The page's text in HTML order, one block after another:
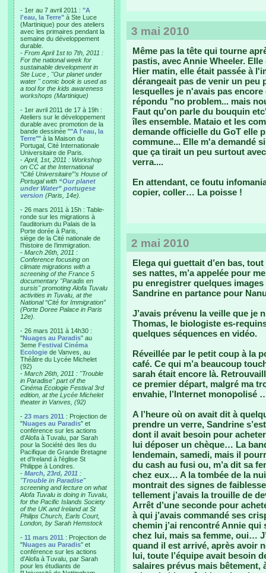
- 1er au 7 avril 2011 : "A
l'eau, la Terre" à Ste Luce
(Martinique) pour des ateliers
avec les primaires pendant la
semaine du développement
durable.
- From April 1st to 7th, 2011 :
For the national week for
sustainable development in
Ste Luce , "Our planet under
water " comic book is used as
a tool for the kids awareness
workshops (Martinique)
- 1er avril 2011 de 17 à 19h :
Ateliers sur le développement
durable avec promotion de la
bande dessinée ""A l'eau, la
Terre"" à la Maison du
Portugal, Cité Internationale
Universitaire de Paris.
- April, 1st, 2011 : Workshop
on CC at the International
“Cité Universitaire”’s House of
Portugal with “Our planet
under Water” portugese
version (Paris, 14e).
- 26 mars 2011 à 15h : Table-
ronde sur les migrations à
l’auditorium du Palais de la
Porte dorée à Paris,
siège de la Cité nationale de
l’histoire de l’immigration.
- March 26th, 2011 :
Conference focusing on
climate migrations with a
screening of the France 5
documentary "Paradis en
sursis" promoting Alofa Tuvalu
activities in Tuvalu, at the
National “Cité for Immigration”
(Porte Doree Palace in Paris
12e).
- 26 mars 2011 à 14h30 :
"Nuages au Paradis" au
3eme Festival Cinéma
Ecologie de Vanves, au
Théâtre du Lycée Michelet
(92)
- March 26th, 2011 : "Trouble
in Paradise" part of the
Cinéma Ecologie Festival 3rd
edition, at the Lycée Michelet
theater in Vanves, (92)
- 23 mars 2011 : Projection de
"Nuages au Paradis" et
conférence sur les actions
d'Alofa à Tuvalu, par Sarah
pour la Société des Iles du
Pacifique de Grande Bretagne
et d'Ireland à l'église St
Philippe à Londres.
- March, 23rd, 2011 :
"Trouble in Paradise"
screening and lecture on what
Alofa Tuvalu is doing in Tuvalu,
for the Pacific Islands Society
of the UK and Ireland at St
Philips Church, Earls Court,
London, by Sarah Hemstock
- 11 mars 2011 : Projection de
"Nuages au Paradis" et
conférence sur les actions
d'Alofa à Tuvalu, par Sarah
pour les étudiants de
3 mai 2010
Même pas la tête qui tourne
pastis, avec Annie Wheeler.
Hier matin, elle était passée à
dérangeait pas de venir un peu
lesquelles je n'avais pas
répondu "no problem... mais
Faut qu'on parle du bouquin
îles ensemble. Mataio et les
demande officielle du GoT elle
commune... Elle m'a demandé
que ça tirait un peu surtout
verra....
En attendant, ce foutu
copier, coller… La poisse !
2 mai 2010
Elega qui guettait d’en bas,
ses nattes, m’a appelée pour
pu enregistrer quelques
Sandrine en partance pour
J’avais prévenu la veille que je
Thomas, le biologiste es-
quelques séquences en vidéo.
Réveillée par le petit coup à la
café. Ce qui m’a beaucoup
sarah était encore là.
ce premier départ, malgré ma
envahie, l’Internet monopolisé
A l’heure où on avait dit à
prendre un verre, Sandrine
dont il avait besoin pour
lui déposer un chèque… La
lendemain, samedi, mais il
du cash au fusi ou, m’a dit sa
chez eux… A la tombée de la
montrait des signes de
tellement j’avais la trouille de
Arrêt d’une seconde pour
à qui j’avais commandé ses
chemin j’ai rencontré Annie
chez lui, mais sa femme, oui…
quand il est arrivé, après avoir
lui, toute l’équipe avait besoin
salaires prévus mais bêtement,